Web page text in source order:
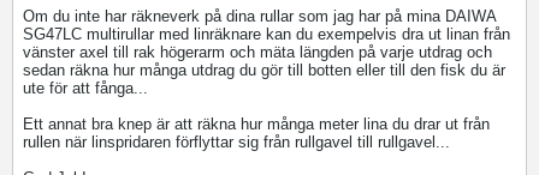
Om du inte har räkneverk på dina rullar som jag har på mina DAIWA
SG47LC multirullar med linräknare kan du exempelvis dra ut linan från
vänster axel till rak högerarm och mäta längden på varje utdrag och
sedan räkna hur många utdrag du gör till botten eller till den fisk du är
ute för att fånga...
Ett annat bra knep är att räkna hur många meter lina du drar ut från
rullen när linspridaren förflyttar sig från rullgavel till rullgavel...